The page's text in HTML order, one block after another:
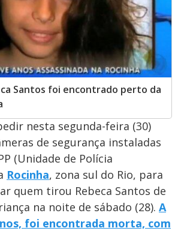
Santos foi encontrado perto da
nesta segunda-feira (30)
de segurança instaladas
(Unidade de Polícia
Rocinha, zona sul do Rio, para
quem tirou Rebeca Santos de
na noite de sábado (28). A
foi encontrada morta, com